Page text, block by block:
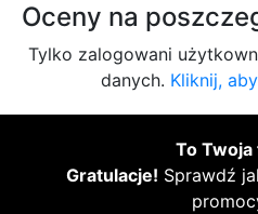
Oceny na
Tylko zalogowani
danych. Kliknij,
To
Gratulacje! Sprawdź